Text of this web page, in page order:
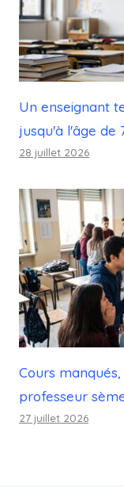
Un enseignant
jusqu'à l'âge de
28 juillet 2026
Cours
professeur
27 juillet 2026